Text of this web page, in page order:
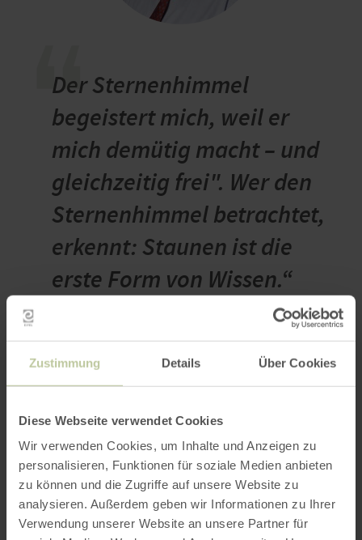
Zustimmung Details Über Cookies
Diese Webseite verwendet Cookies
Wir verwenden Cookies, um Inhalte und Anzeigen zu
personalisieren, Funktionen für soziale Medien anbieten
zu können und die Zugriffe auf unsere Website zu
analysieren. Außerdem geben wir Informationen zu Ihrer
Verwendung unserer Website an unsere Partner für
“
Der Sternenhimmel
begeistert mich, weil er
mich demütig macht – und
gleichzeitig frei". Wer den
Sternenhimmel betrachtet,
erkennt: Staunen ist die
erste Form von Wissen.“
Aristoteles/klassischer
Philosophie) Den
Sternenhimmel
Mitmenschen aufzuzeigen
und zu öffnen, macht mir
viel Freude!“